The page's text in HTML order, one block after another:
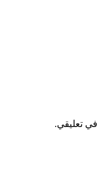
في تعليقي.